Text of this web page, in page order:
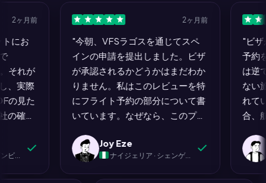
月前
が
際
た
認
ト
リ
2ヶ月前
"今朝、VFSラゴスを通じてスペ
インの申請を提出しました。ビザ
が承認されるかどうかはまだわか
りません。私はこのレビューを特
にフライト予約の部分について書
いています。なぜなら、このプロ
き抜きたくならなかったステップ
だったからです。他のすべて：銀
行の明細書、カバーレター、ホテ
Joy Eze
ナイジェリア · シェンゲンビザ（スペイン）
"ビザが
予約を
は逆で
ない旅
れてい
合、航
す。誰
しかし
ームを